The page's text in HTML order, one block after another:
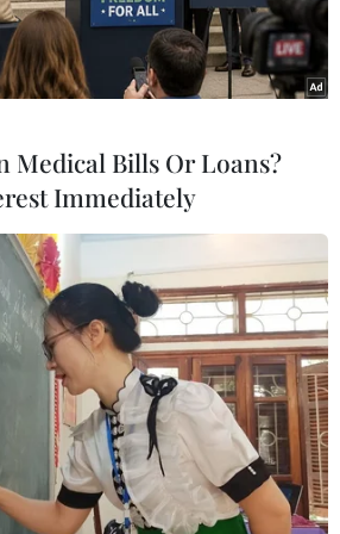
Mỹ, ngày 10/3/2024. (Ảnh:
AFP/TTXVN)
ngày 11/3 cho thấy lễ trao
nhà hát Dolby, thành phố Los
Medical Bills Or Loans?
Immediately